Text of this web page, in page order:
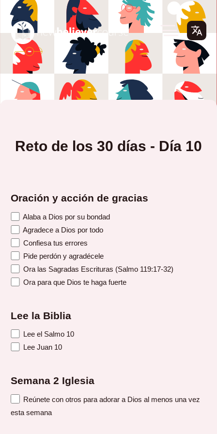
Reto de los 30 días - Día 10
Oración y acción de gracias
Alaba a Dios por su bondad
Agradece a Dios por todo
Confiesa tus errores
Pide perdón y agradécele
Ora las Sagradas Escrituras (Salmo 119:17-32)
Ora para que Dios te haga fuerte
Lee la Biblia
Lee el Salmo 10
Lee Juan 10
Semana 2 Iglesia
Reúnete con otros para adorar a Dios al menos una vez
esta semana